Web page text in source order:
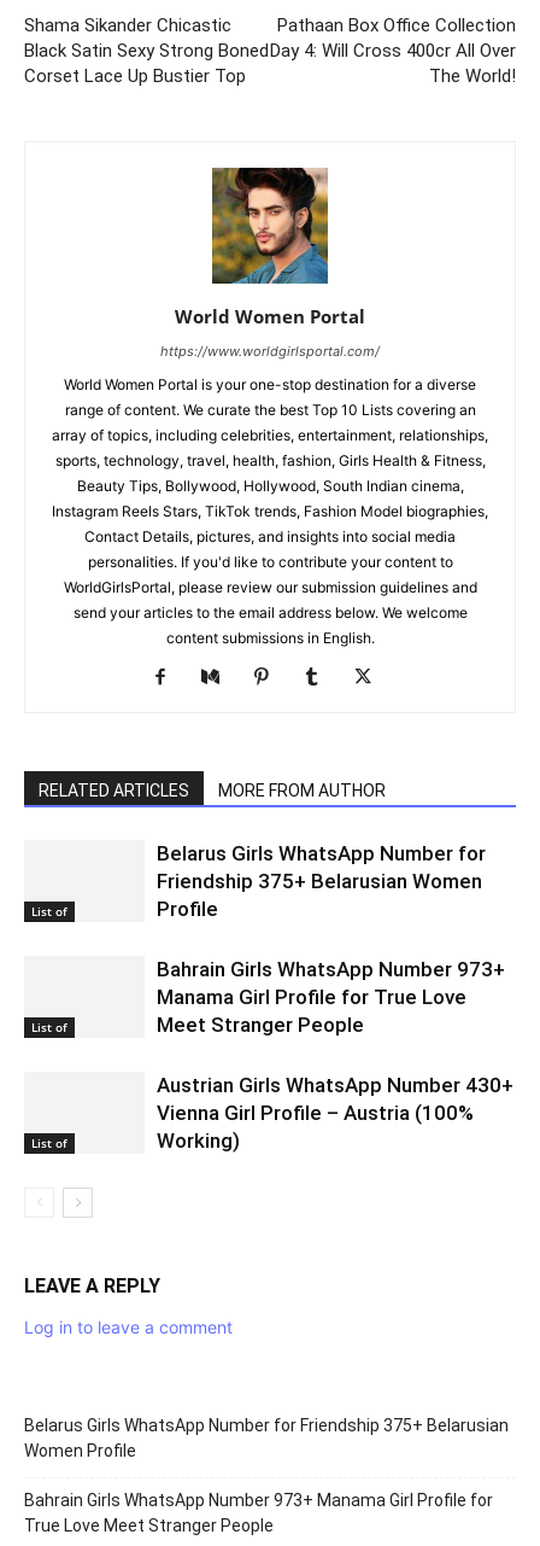
Shama Sikander Chicastic
Black Satin Sexy Strong Boned
Corset Lace Up Bustier Top
Pathaan Box Office Collection
Day 4: Will Cross 400cr All Over
The World!
World Women Portal
https://www.worldgirlsportal.com/
World Women Portal is your one-stop destination for a diverse
range of content. We curate the best Top 10 Lists covering an
array of topics, including celebrities, entertainment, relationships,
sports, technology, travel, health, fashion, Girls Health & Fitness,
Beauty Tips, Bollywood, Hollywood, South Indian cinema,
Instagram Reels Stars, TikTok trends, Fashion Model biographies,
Contact Details, pictures, and insights into social media
personalities. If you'd like to contribute your content to
WorldGirlsPortal, please review our submission guidelines and
send your articles to the email address below. We welcome
content submissions in English.
RELATED ARTICLES MORE FROM AUTHOR
List of
Belarus Girls WhatsApp Number for
Friendship 375+ Belarusian Women
Profile
List of
Bahrain Girls WhatsApp Number 973+
Manama Girl Profile for True Love
Meet Stranger People
List of
Austrian Girls WhatsApp Number 430+
Vienna Girl Profile – Austria (100%
Working)
LEAVE A REPLY
Log in to leave a comment
Belarus Girls WhatsApp Number for Friendship 375+ Belarusian
Women Profile
Bahrain Girls WhatsApp Number 973+ Manama Girl Profile for
True Love Meet Stranger People